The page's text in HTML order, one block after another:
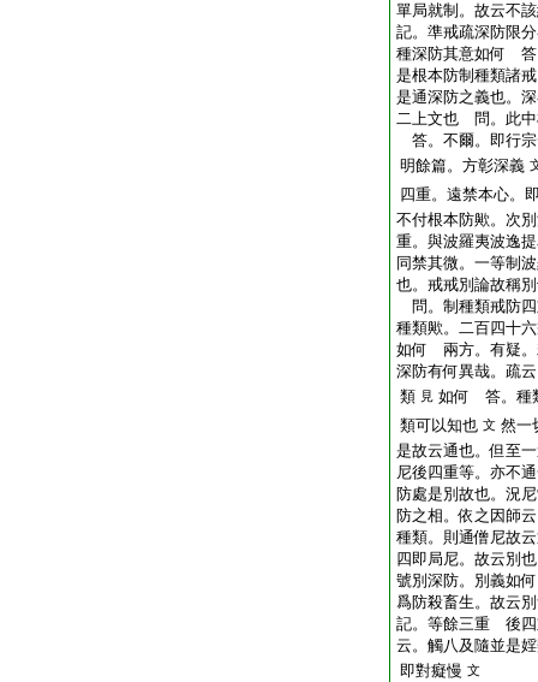
單局就制。故云不
記。準戒疏深防限
種深防其意如何 答
是根本防制種類諸
是通深防之義也。
二上文也 問。此中
答。不爾。即行
明餘篇。方彰深義
四重。遠禁本心。
不付根本防歟。次
重。與波羅夷波逸
同禁其微。一等制
也。戒戒別論故稱
問。制種類戒防
種類歟。二百四十
如何 兩方。有疑。
深防有何異哉。疏
類 見 如何 答。種
類可以知也 文 然一
是故云通也。但至
尼後四重等。亦不
防處是別故也。況
防之相。依之因師
種類。則通僧尼故
四即局尼。故云別
號別深防。別義如
爲防殺畜生。故云
記。等餘三重 後四
云。觸八及隨並是
即對癡慢 文